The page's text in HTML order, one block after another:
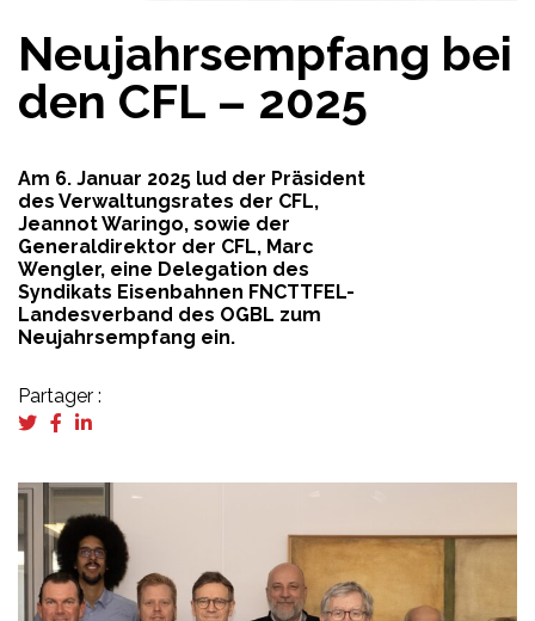
Neujahrsempfang bei
den CFL – 2025
Am 6. Januar 2025 lud der Präsident
des Verwaltungsrates der CFL,
Jeannot Waringo, sowie der
Generaldirektor der CFL, Marc
Wengler, eine Delegation des
Syndikats Eisenbahnen FNCTTFEL-
Landesverband des OGBL zum
Neujahrsempfang ein.
Partager :